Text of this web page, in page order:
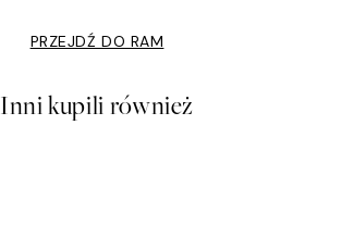
PRZEJDŹ DO RAM
Inni kupili również